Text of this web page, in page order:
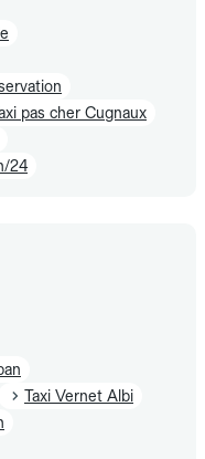
pas cher Cugnaux
24
Taxi Vernet Albi